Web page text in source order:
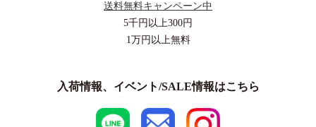
送料無料キャンペーン中
5千円以上300円
1万円以上無料
入荷情報、イベント/SALE情報はこちら